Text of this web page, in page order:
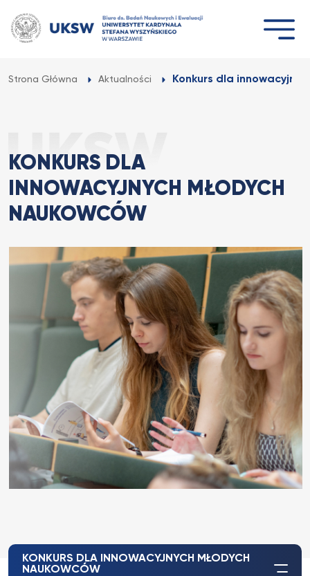
do
treści
Strona Główna Aktualności Konkurs dla
KONKURS DLA
INNOWACYJNYCH MŁODYCH
NAUKOWCÓW
KONKURS DLA INNOWACYJNYCH MŁODYCH
NAUKOWCÓW